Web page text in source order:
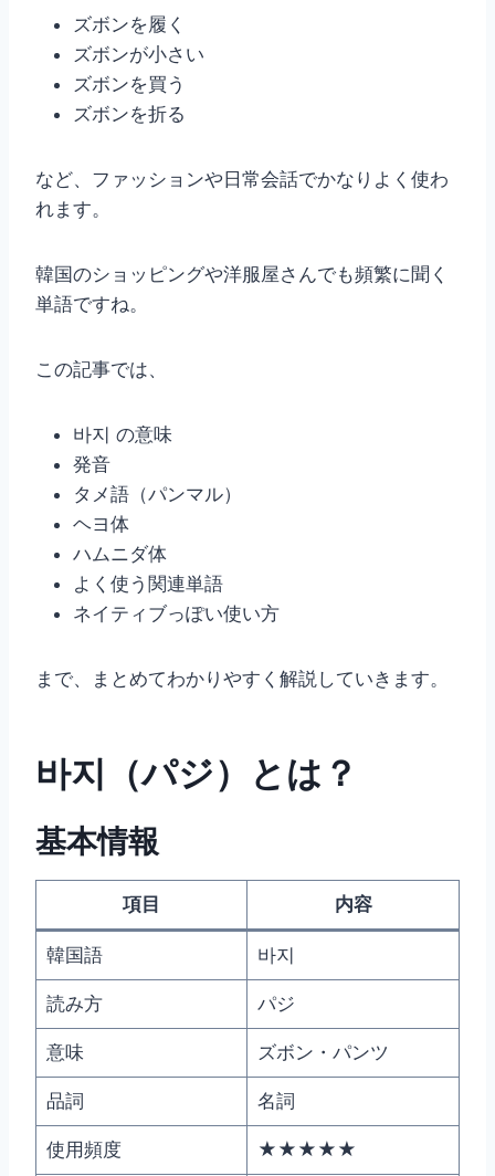
ズボンを履く
ズボンが小さい
ズボンを買う
ズボンを折る
など、ファッションや日常会話でかなりよく使わ
れます。
韓国のショッピングや洋服屋さんでも頻繁に聞く
単語ですね。
この記事では、
바지 の意味
発音
タメ語（パンマル）
ヘヨ体
ハムニダ体
よく使う関連単語
ネイティブっぽい使い方
まで、まとめてわかりやすく解説していきます。
바지（パジ）とは？
基本情報
項目 内容
韓国語 바지
読み方 パジ
意味 ズボン・パンツ
品詞 名詞
使用頻度 ★★★★★